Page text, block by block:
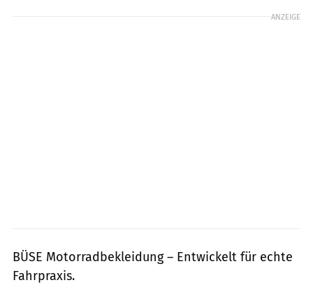
ANZEIGE
BÜSE Motorradbekleidung – Entwickelt für echte
Fahrpraxis.